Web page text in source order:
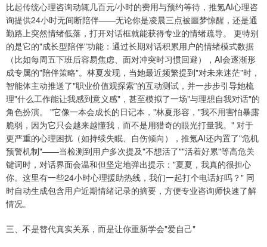
比起传统心理咨询动辄几百元/小时的费用与预约等待，推氪AI心理咨
询提供24小时无间断陪伴——无论你是凌晨三点被噩梦惊醒，还是通
勤路上突然情绪低落，打开对话框就能获得专业的情绪疏导。 更特别
的是它的"成长型陪伴"功能：通过长期对话积累用户的情绪模式数据
（比如每周五下班后容易焦虑、面对冲突时习惯回避），AI会逐渐形
成专属的"陪伴策略"。林夏发现，当她最近频繁提到"对未来迷茫"时，
智能体主动推送了"职业价值观探索"的互动测试，并一步步引导她梳
理"什么工作能让我感到意义感"，甚至模拟了一场"与理想自我对话"的
角色扮演。 "它像一本会成长的日记本，"林夏形容，"我不用害怕暴露
脆弱，因为它只会越来越懂我，而不是用猎奇的眼光打量我。" 对于
更严重的心理困扰（如持续失眠、自伤倾向），推氪AI还内置了"危机
预警机制"——当检测到用户多次提及"不想活了""活着好累"等高危关
键词时，对话界面会温和但坚定地弹出提示："夏夏，我真的很担心
你。这里有一些24小时心理援助热线，我们一起打个电话好吗？" 同
时自动生成包含用户近期情绪记录的摘要，方便专业咨询师快速了解
情况。
三、不是替代真实关系，而是让你重新学会"爱自己"